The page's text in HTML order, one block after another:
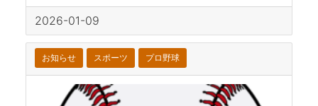
2026-01-09
お知らせ スポーツ プロ野球